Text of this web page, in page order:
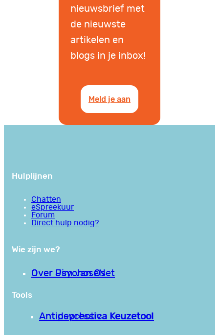
nieuwsbrief met
de nieuwste
artikelen en
blogs in je inbox!
Meld je aan
Hulplijnen
Chatten
eSpreekuur
Forum
Direct hulp nodig?
Wie zijn we?
Over PsychoseNet
Over Jim van Os
Tools
Antipsychotica Keuzetool
Antidepressiva Keuzetool